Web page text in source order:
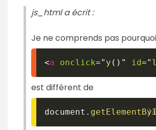
js_html a écrit :
Je ne comprends pas pourquoi
<a onclick=" y ( ) " id="
est différent de
document .